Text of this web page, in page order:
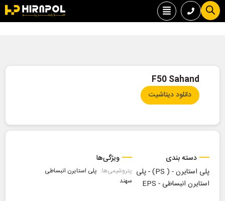
F50 Sahand
دانلود دیتاشیت
دسته بندی
پلی استایرن - ( PS)
-پلی
استایرن انبساطی - EPS
ویژگی‌ها
پتروشیمی‌ها: پلی استایرن انبساطی
سهند